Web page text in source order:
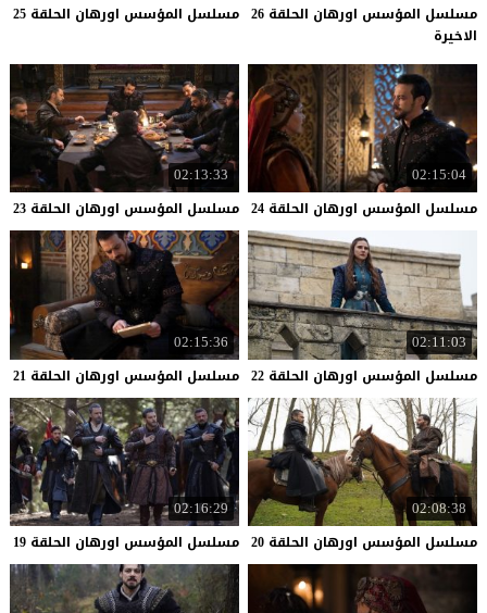
مسلسل المؤسس اورهان الحلقة 26
الاخيرة
مسلسل المؤسس اورهان الحلقة 25
02:15:04
مسلسل المؤسس اورهان الحلقة 24
02:13:33
مسلسل المؤسس اورهان الحلقة 23
02:11:03
مسلسل المؤسس اورهان الحلقة 22
02:15:36
مسلسل المؤسس اورهان الحلقة 21
02:08:38
مسلسل المؤسس اورهان الحلقة 20
02:16:29
مسلسل المؤسس اورهان الحلقة 19